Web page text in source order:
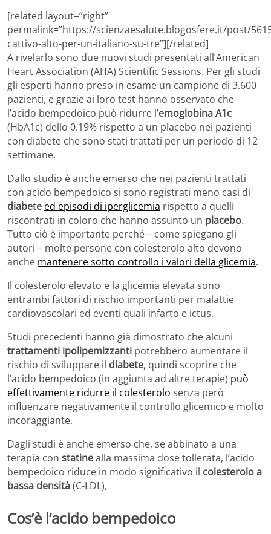
[related layout=”right”
permalink=”https://scienzaesalute.blogosfere.it/post/
cattivo-alto-per-un-italiano-su-tre”][/related]
A rivelarlo sono due nuovi studi presentati all’American
Heart Association (AHA) Scientific Sessions. Per gli studi
gli esperti hanno preso in esame un campione di 3.600
pazienti, e grazie ai loro test hanno osservato che
l’acido bempedoico può ridurre l’emoglobina A1c
(HbA1c) dello 0.19% rispetto a un placebo nei pazienti
con diabete che sono stati trattati per un periodo di 12
settimane.
Dallo studio è anche emerso che nei pazienti trattati
con acido bempedoico si sono registrati meno casi di
diabete ed episodi di iperglicemia rispetto a quelli
riscontrati in coloro che hanno assunto un placebo.
Tutto ciò è importante perché – come spiegano gli
autori – molte persone con colesterolo alto devono
anche mantenere sotto controllo i valori della glicemia.
Il colesterolo elevato e la glicemia elevata sono
entrambi fattori di rischio importanti per malattie
cardiovascolari ed eventi quali infarto e ictus.
Studi precedenti hanno già dimostrato che alcuni
trattamenti ipolipemizzanti potrebbero aumentare il
rischio di sviluppare il diabete, quindi scoprire che
l’acido bempedoico (in aggiunta ad altre terapie) può
effettivamente ridurre il colesterolo senza però
influenzare negativamente il controllo glicemico e molto
incoraggiante.
Dagli studi è anche emerso che, se abbinato a una
terapia con statinealla massima dose tollerata, l’acido
bempedoico riduce in modo significativo il colesterolo a
bassa densità(C-LDL),
Cos’è l’acido bempedoico